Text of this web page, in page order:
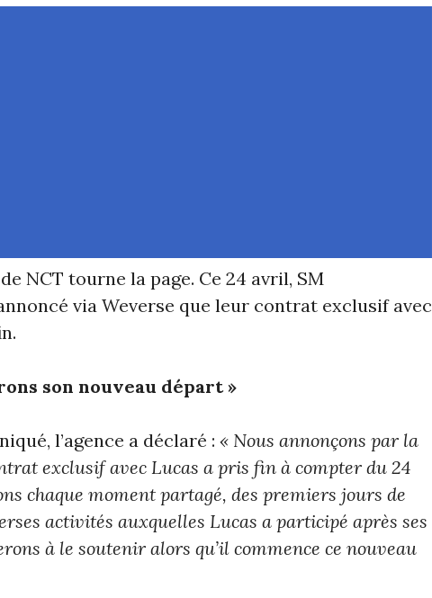
NCT tourne la page. Ce 24 avril, SM
via Weverse que leur contrat exclusif avec
son nouveau départ »
l’agence a déclaré : « Nous annonçons par la
exclusif avec Lucas a pris fin à compter du 24
chaque moment partagé, des premiers jours de
activités auxquelles Lucas a participé après ses
à le soutenir alors qu’il commence ce nouveau